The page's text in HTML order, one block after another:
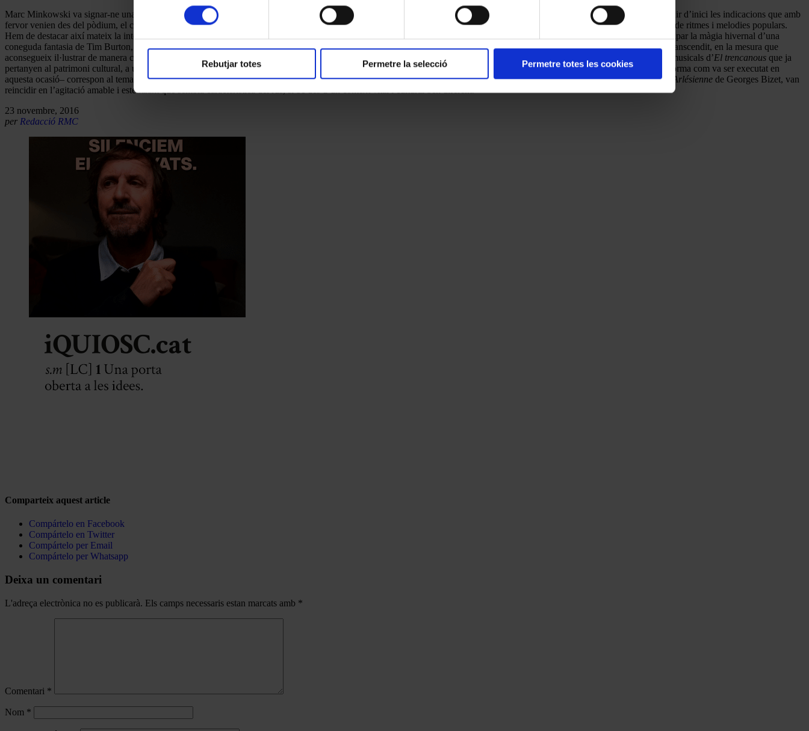
consentiment
Rebutjar totes Permetre la selecció Permetre totes les cookies
Marc Minkowski va signar-ne una versió sòlida i animosa, cohesionada progressivament en el decurs de les escenes. Si bé cal assenyalar-hi el predomini de la corda, que va seguir d’inici les indicacions que amb
fervor venien des del pòdium, el colorit orquestral es va anar imposant –fustes, arpa, percussió– fins a arribar a exposar el fris d’una partitura copiosa en detalls, amb la presència de ritmes i melodies populars.
Hem de destacar així mateix la intervenció angelical del Cor de Noies de l’Orfeó Català al “Vals dels flocs de neu” que inevitablement –nou excurs cinematogràfic– sembla anticipar la màgia hivernal d’una
coneguda fantasia de Tim Burton, per a la qual Danny Elfman compongué una melodia senzilla i punyent. La recreació de Txaikovski pot no ser original o trencadora, però ha transcendit, en la mesura que
aconsegueix il·lustrar de manera convincent la gamma de sentiments associats a aquell món de màgia habitualment impermeable a la mentalitat adulta. Són diversos els episodis musicals d’El trencanous que ja
pertanyen al patrimoni cultural, a una mena d’inconscient col·lectiu. Però més enllà de les danses i els valsos, potser l’episodi més impressionant –per l’escriptura orquestral i la forma com va ser executat en
aquesta ocasió– correspon al tema que inicia el segon quadre, “Un bosc d’avets”, on la natura nòrdica és invocada amb grandiloqüència. Els bisos, dos coneguts fragments de
L’Arlésienne de Georges Bizet, van
reincidir en l’agitació amable i estetitzant que sembla característica del rus, si bé des d’un context vital i cultural ben diferent.
23 novembre, 2016
per Redacció RMC
Comparteix aquest article
Compártelo en Facebook
Compártelo en Twitter
Compártelo per Email
Compártelo per Whatsapp
Deixa un comentari
L'adreça electrònica no es publicarà. Els camps necessaris estan marcats amb *
Comentari *
Nom *